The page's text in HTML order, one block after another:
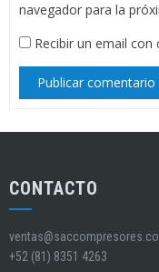
navegador para la
Recibir un email con
CONTACTO
+52 (81) 8351 4263